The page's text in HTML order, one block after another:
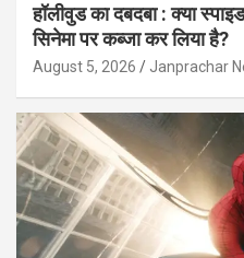
हॉलीवुड का दबदबा : क्या
सिनेमा पर कब्जा कर लिया है?
August 5, 2026 Janprachar